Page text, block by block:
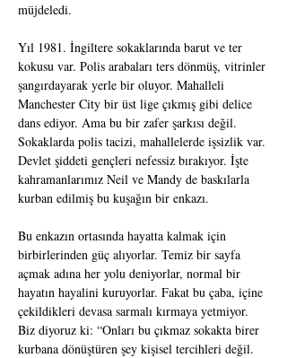
müjdeledi.
Yıl 1981. İngiltere sokaklarında barut ve ter
kokusu var. Polis arabaları ters dönmüş, vitrinler
şangırdayarak yerle bir oluyor. Mahalleli
Manchester City bir üst lige çıkmış gibi delice
dans ediyor. Ama bu bir zafer şarkısı değil.
Sokaklarda polis tacizi, mahallelerde işsizlik var.
Devlet şiddeti gençleri nefessiz bırakıyor. İşte
kahramanlarımız Neil ve Mandy de baskılarla
kurban edilmiş bu kuşağın bir enkazı.
Bu enkazın ortasında hayatta kalmak için
birbirlerinden güç alıyorlar. Temiz bir sayfa
açmak adına her yolu deniyorlar, normal bir
hayatın hayalini kuruyorlar. Fakat bu çaba, içine
çekildikleri devasa sarmalı kırmaya yetmiyor.
Biz diyoruz ki: “Onları bu çıkmaz sokakta birer
kurbana dönüştüren şey kişisel tercihleri değil.